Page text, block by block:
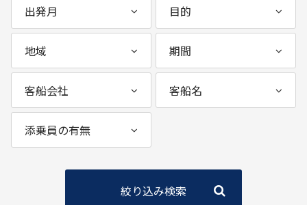
絞り込み検索